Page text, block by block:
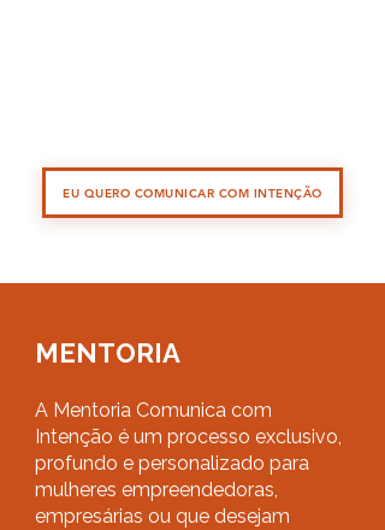
EU QUERO COMUNICAR COM INTENÇÃO
MENTORIA
A Mentoria Comunica com
Intenção é um processo exclusivo,
profundo e personalizado para
mulheres empreendedoras,
empresárias ou que desejam